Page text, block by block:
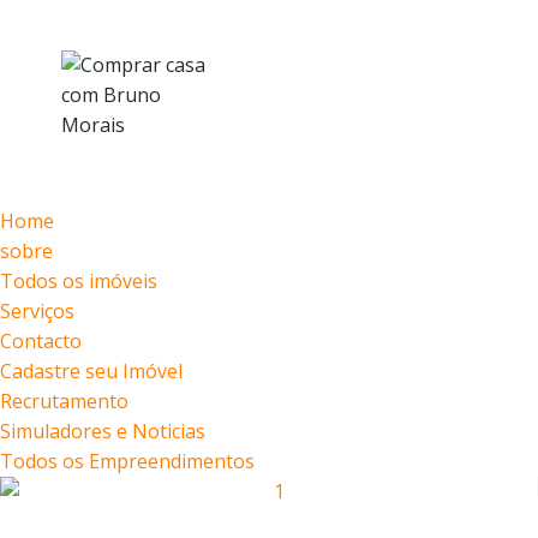
Home
sobre
Todos os imóveis
Serviços
Contacto
Cadastre seu Imóvel
Recrutamento
Simuladores e Noticias
Todos os Empreendimentos